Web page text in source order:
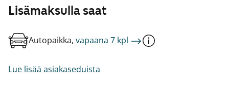
Lisämaksulla saat
Autopaikka, vapaana 7 kpl
Lue lisää asiakaseduista